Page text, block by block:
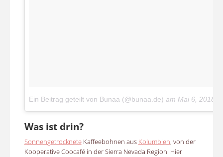
Ein Beitrag geteilt von Bunaa (@bunaa.de) am Mai 6, 2018
Was ist drin?
SonnengetrockneteKaffeebohnen aus Kolumbien, von der
Kooperative Coocafé in der Sierra Nevada Region. Hier